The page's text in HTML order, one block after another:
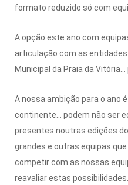
formato reduzido só com
A opção este ano com
articulação com as entidades
Municipal da Praia da
A nossa ambição para o ano
continente… podem não ser
presentes noutras edições
grandes e outras equipas
competir com as nossas
reavaliar estas possibilidades.